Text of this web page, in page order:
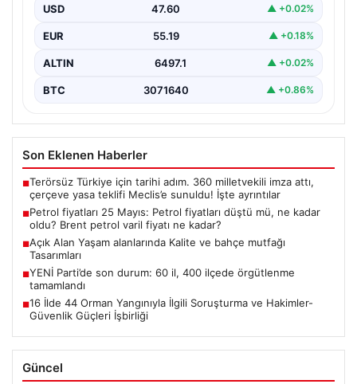
USD 47.60 ▲ +0.02%
EUR 55.19 ▲ +0.18%
ALTIN 6497.1 ▲ +0.02%
BTC 3071640 ▲ +0.86%
Son Eklenen Haberler
■Terörsüz Türkiye için tarihi adım. 360 milletvekili imza attı,
çerçeve yasa teklifi Meclis’e sunuldu! İşte ayrıntılar
■Petrol fiyatları 25 Mayıs: Petrol fiyatları düştü mü, ne kadar
oldu? Brent petrol varil fiyatı ne kadar?
■Açık Alan Yaşam alanlarında Kalite ve bahçe mutfağı
Tasarımları
■YENİ Parti’de son durum: 60 il, 400 ilçede örgütlenme
tamamlandı
■16 İlde 44 Orman Yangınıyla İlgili Soruşturma ve Hakimler-
Güvenlik Güçleri İşbirliği
Güncel